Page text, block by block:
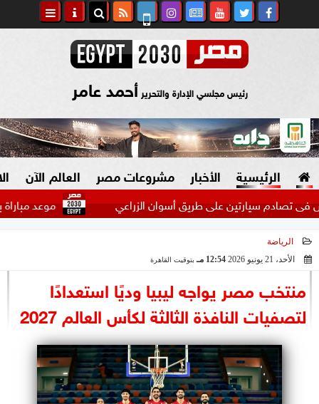
رئيس مجلسي الإدارة والتحرير أحمد عامر
الرئيسية الأخبار
السياسة
الرئاسة
البرلمان
الوزارات
الأحزاب
مشروعات مصر العالم الآن
موعد مباراة
الرياضة
الأحد، 21 يونيو 2026
12:54 مـ بتوقيت القاهرة
منتخب مصر يواجه ليبيا وديًا استعدادًا
لتصفيات النافذة الثالثة لكأس العالم 2027